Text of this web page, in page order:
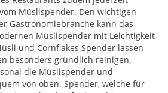
Müslispender. Den wichtigen
Gastronomiebranche kann das
Müslispender mit Leichtigkeit
und Cornflakes Spender lassen
besonders gründlich reinigen.
die Müslispender und
von oben. Spender, welche für